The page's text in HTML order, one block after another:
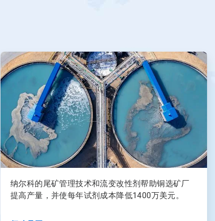
ArticleTile
3
，
共
纳尔科的尾矿管理技术和流变改性剂帮助铜选矿厂
提高产量，并使每年试剂成本降低1400万美元。